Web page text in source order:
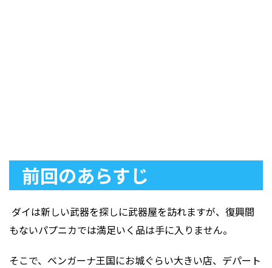
前回のあらすじ
ダイは新しい武器を探しに武器屋を訪れますが、復興間
もないパプニカでは満足いく品は手に入りません。
そこで、ベンガーナ王国にお城ぐらい大きい店、デパート